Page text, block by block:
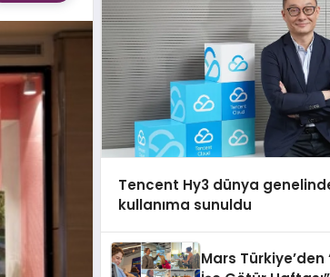
Tencent Hy3 dünya
kullanıma sunuldu
Mars Türkiye’den